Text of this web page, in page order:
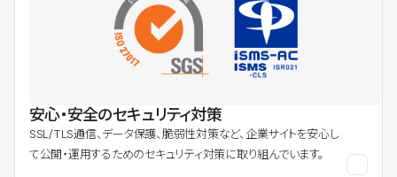
安心・安全のセキュリティ対策
SSL/TLS通信、データ保護、脆弱性対策など、企業サイトを安心し
て公開・運用するためのセキュリティ対策に取り組んでいます。